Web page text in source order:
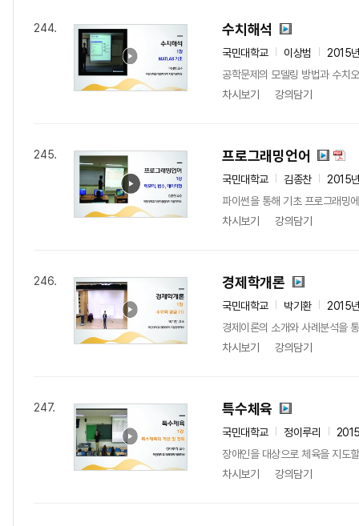
244. 수치해석
국민대학교 이상범
2015
공학문제의 모델링 방법과 수치
차시보기
강의담기
245. 프로그래밍언어
국민대학교 김종찬
2015
파이썬을 통해 기초 프로그래밍
차시보기
강의담기
246. 경제학개론
국민대학교 박기환
2015
경제이론의 소개와 사례분석을
차시보기
강의담기
247. 특수체육
국민대학교 정이루리
장애인을 대상으로 체육을 지도
차시보기
강의담기